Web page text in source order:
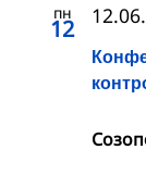
пн
12